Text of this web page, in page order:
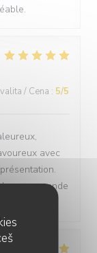
/ Cena : 5/5
avec
recommande